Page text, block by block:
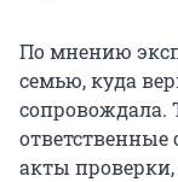
По мнению
семью, куда
сопровождала.
ответственные
акты